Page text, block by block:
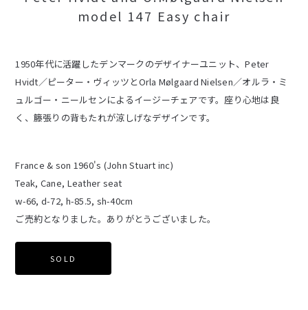
model 147 Easy chair
1950年代に活躍したデンマークのデザイナーユニット、Peter
Hvidt／ピーター・ヴィッツとOrla Mølgaard Nielsen／オルラ・ミ
ュルゴー・ニールセンによるイージーチェアです。座り心地は良
く、籐張りの背もたれが涼しげなデザインです。
France & son 1960's (John Stuart inc)
Teak, Cane, Leather seat
w-66, d-72, h-85.5, sh-40cm
ご売約となりました。ありがとうございました。
SOLD